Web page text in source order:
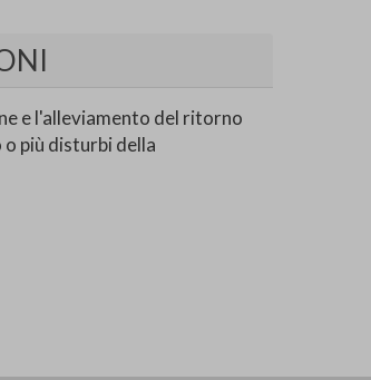
e l'alleviamento del ritorno
più disturbi della